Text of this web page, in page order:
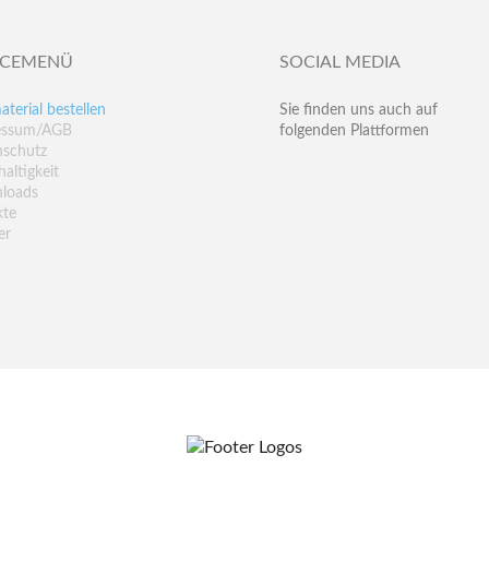
bestellen
AGB
SOCIAL MEDIA
Sie finden uns auch auf
folgenden Plattformen